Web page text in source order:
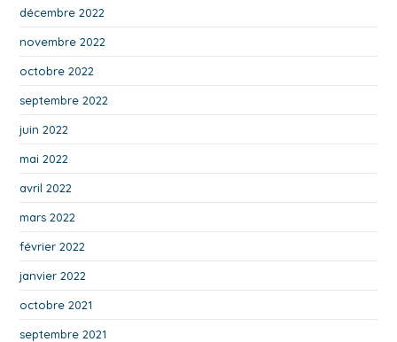
décembre 2022
novembre 2022
octobre 2022
septembre 2022
juin 2022
mai 2022
avril 2022
mars 2022
février 2022
janvier 2022
octobre 2021
septembre 2021